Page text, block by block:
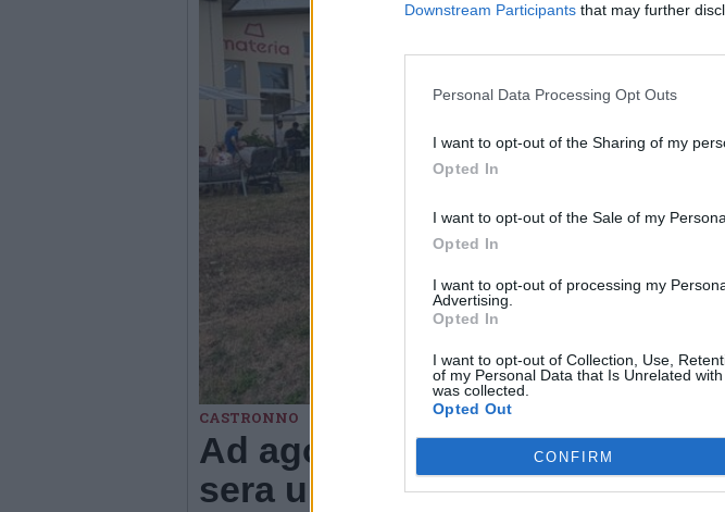
Downstream Participants that may further
Personal Data Processing Opt Outs
I want to opt-out of the Sharing of my
Opted In
I want to opt-out of the Sale of my
Opted In
I want to opt-out of processing my
Advertising.
Opted In
I want to opt-out of Collection, Use,
of my Personal Data that Is Unrelated
was collected.
Opted Out
CONFIRM
CASTRONNO
Ad agosto Materia non va in
sera una proposta per te